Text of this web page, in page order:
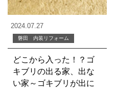
2024.07.27
磐田 内装リフォーム
どこから入った！？ゴ
キブリの出る家、出な
い家～ゴキブリが出に